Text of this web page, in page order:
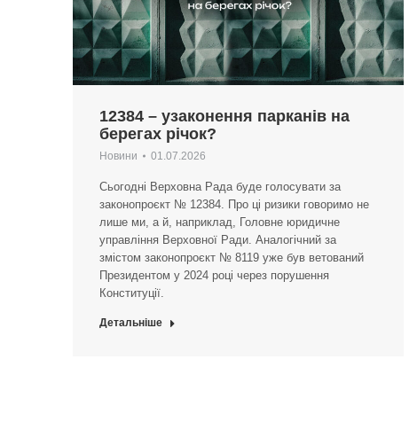
12384 – узаконення парканів на
берегах річок?
Новини 01.07.2026
Сьогодні Верховна Рада буде голосувати за
законопроєкт № 12384. Про ці ризики говоримо не
лише ми, а й, наприклад, Головне юридичне
управління Верховної Ради. Аналогічний за
змістом законопроєкт № 8119 уже був ветований
Президентом у 2024 році через порушення
Конституції.
Детальніше